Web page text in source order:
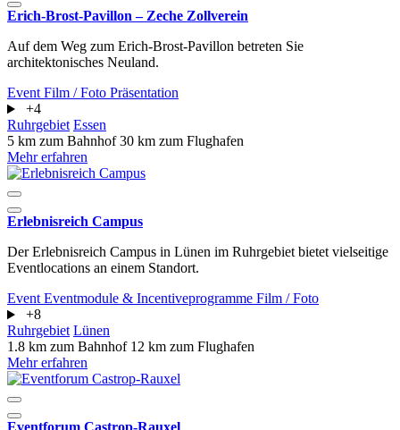
Erich-Brost-Pavillon – Zeche Zollverein
Auf dem Weg zum Erich-Brost-Pavillon betreten Sie
architektonisches Neuland.
Event Film / Foto Präsentation
+4
Ruhrgebiet Essen
5 km zum Bahnhof30 km zum Flughafen
Mehr erfahren
Erlebnisreich Campus
Der Erlebnisreich Campus in Lünen im Ruhrgebiet bietet vielseitige
Eventlocations an einem Standort.
Event Eventmodule & Incentiveprogramme Film / Foto
+8
Ruhrgebiet Lünen
1.8 km zum Bahnhof 12 km zum Flughafen
Mehr erfahren